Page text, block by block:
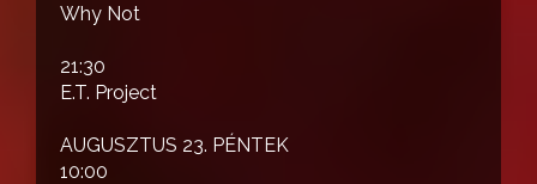
Why Not
21:30
E.T. Project
AUGUSZTUS 23. PÉNTEK
10:00